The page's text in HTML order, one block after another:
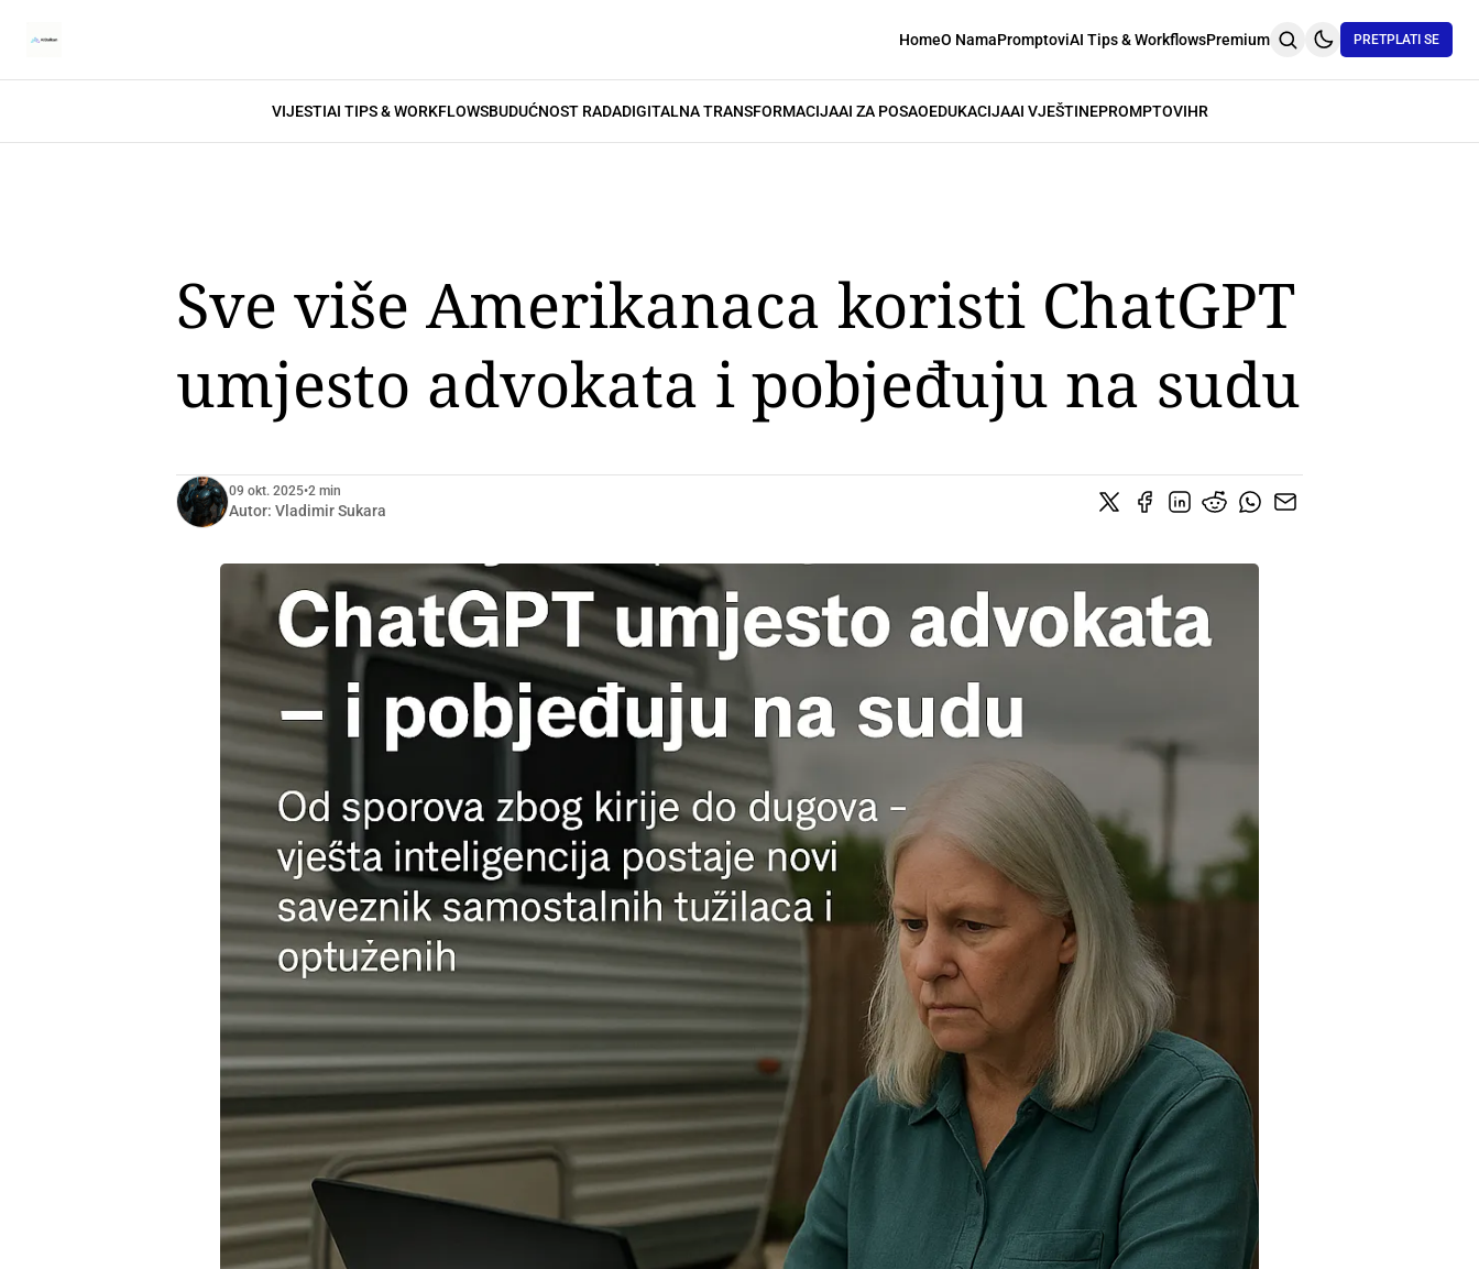
HomeO NamaPromptoviAI Tips & WorkflowsPremium PRETPLATI SE
VIJESTIAI TIPS & WORKFLOWSBUDUĆNOST RADADIGITALNA TRANSFORMACIJAAI ZA POSAOEDUKACIJAAI VJEŠTINEPROMPTOVIHR
Sve više Amerikanaca koristi ChatGPT
umjesto advokata i pobjeđuju na sudu
09 okt. 2025•2 min
Autor: Vladimir Sukara